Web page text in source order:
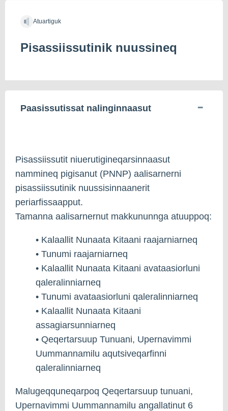
Atuartiguk
Pisassiissutinik nuussineq
Paasissutissat nalinginnaasut
Pisassiissutit niuerutigineqarsinnaasut
nammineq pigisanut (PNNP) aalisarnerni
pisassiissutinik nuussisinnaanerit
periarfissaapput.
Tamanna aalisarnernut makkununnga atuuppoq:
• Kalaallit Nunaata Kitaani raajarniarneq
• Tunumi raajarniarneq
• Kalaallit Nunaata Kitaani avataasiorluni
qaleralinniarneq
• Tunumi avataasiorluni qaleralinniarneq
• Kalaallit Nunaata Kitaani
assagiarsunniarneq
• Qeqertarsuup Tunuani, Upernavimmi
Uummannamilu aqutsiveqarfinni
qaleralinniarneq
Malugeqquneqarpoq Qeqertarsuup tunuani,
Upernavimmi Uummannamilu angallatinut 6